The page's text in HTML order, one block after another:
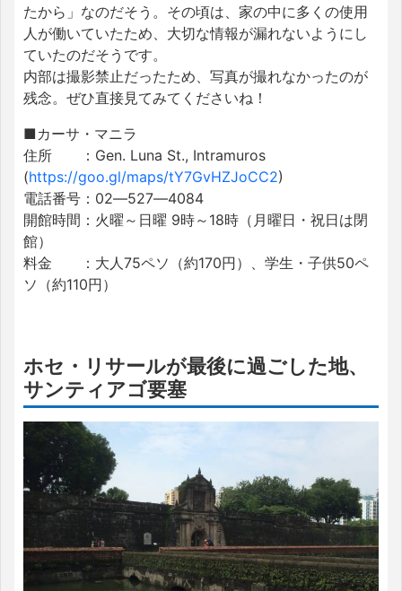
たから」なのだそう。その頃は、家の中に多くの使用
人が働いていたため、大切な情報が漏れないようにし
ていたのだそうです。
内部は撮影禁止だったため、写真が撮れなかったのが
残念。ぜひ直接見てみてくださいね！
■カーサ・マニラ
住所 ：Gen. Luna St., Intramuros
(https://goo.gl/maps/tY7GvHZJoCC2)
電話番号：02―527―4084
開館時間：火曜～日曜 9時～18時（月曜日・祝日は閉
館）
料金 ：大人75ペソ（約170円）、学生・子供50ペ
ソ（約110円）
ホセ・リサールが最後に過ごした地、
サンティアゴ要塞